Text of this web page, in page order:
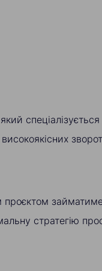
стратегію